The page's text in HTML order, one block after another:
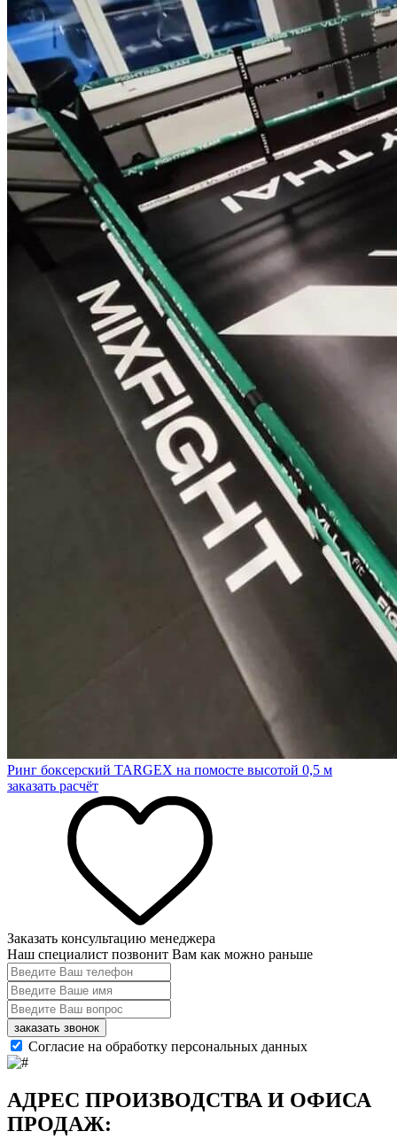
Ринг боксерский TARGEX на помосте высотой 0,5 м
заказать расчёт
Заказать консультацию менеджера
Наш специалист позвонит Вам как можно раньше
заказать звонок
Согласие на обработку персональных данных
АДРЕС ПРОИЗВОДСТВА И ОФИСА
ПРОДАЖ: